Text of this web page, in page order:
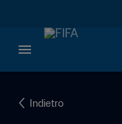
Indietro